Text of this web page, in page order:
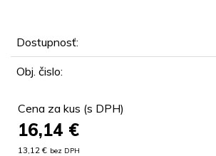
Dostupnosť:
Obj. čislo:
Cena za kus (s DPH)
16,14 €
13,12 € bez DPH